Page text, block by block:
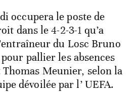
occupera le poste de
dans le 4-2-3-1 qu’a
du Losc Bruno
pallier les absences
Thomas Meunier, selon la
dévoilée par l’ UEFA.